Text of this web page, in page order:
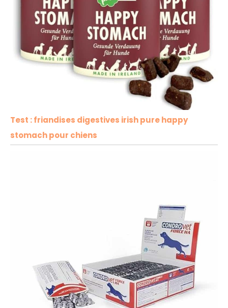
Test : friandises digestives irish pure happy
stomach pour chiens